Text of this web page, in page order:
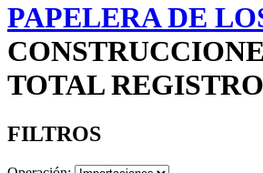
PAPELERA DE
TOTAL
FILTROS